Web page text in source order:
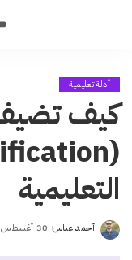
أدلة تعليمية
كيف تضيف
التعليمية
Posted
أحمد عباس 30 أغسطس، 2025